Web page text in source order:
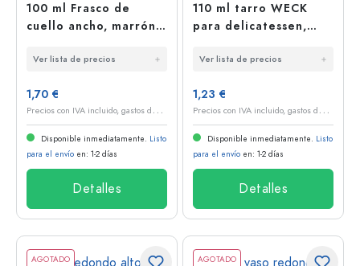
100 ml Frasco de
cuello ancho, marrón,
Ver lista de precios
1,70 €
P
recios con IVA incluido, gastos de envío excluidos
Disponible inmediatamente. Listo
para el envío en: 1-2 días
Detalles
110 ml tarro WECK
para delicatessen,
Ver lista de precios
1,23 €
P
recios con IVA incluido, gastos de envío excluidos
Disponible inmediatamente. Listo
para el envío en: 1-2 días
Detalles
AGOTADO AGOTADO